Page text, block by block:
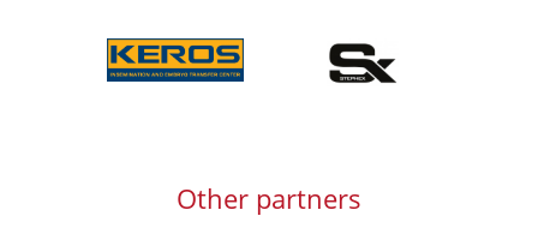
Afbeelding
Afbeelding
Other partners